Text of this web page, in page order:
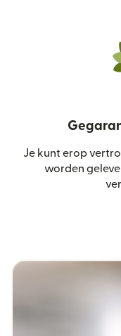
Je kunt erop
worden